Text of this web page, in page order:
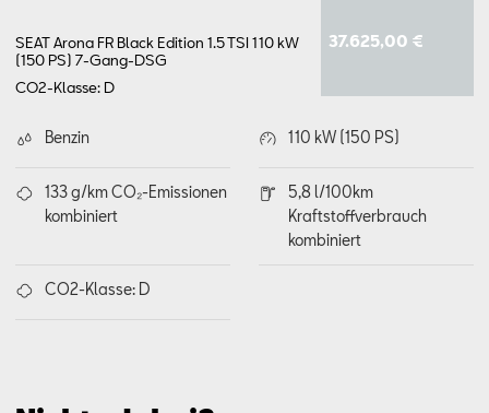
SEAT Arona FR Black Edition 1.5 TSI 110 kW
(150 PS) 7-Gang-DSG
CO2-Klasse: D
37.625,00 €
Benzin 110 kW (150 PS)
133 g/km CO₂-Emissionen
kombiniert
5,8 l/100km
Kraftstoffverbrauch
kombiniert
CO2-Klasse: D